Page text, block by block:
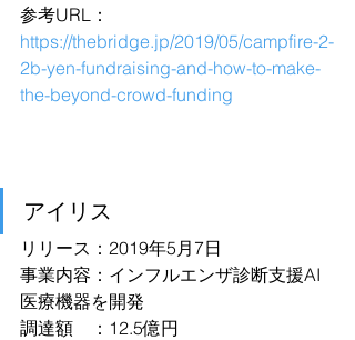
参考URL：
https://thebridge.jp/2019/05/campfire-2-
2b-yen-fundraising-and-how-to-make-
the-beyond-crowd-funding
アイリス
リリース：2019年5月7日
事業内容：インフルエンザ診断支援AI
医療機器を開発
調達額　：12.5億円